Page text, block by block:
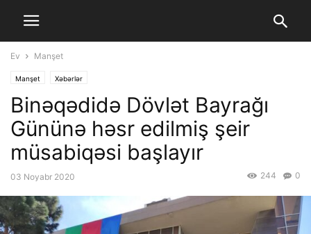
Ev Manşet
Manşet Xəbərlər
Binəqədidə Dövlət Bayrağı
Gününə həsr edilmiş şeir
müsabiqəsi başlayır
03 Noyabr 2020 0
244